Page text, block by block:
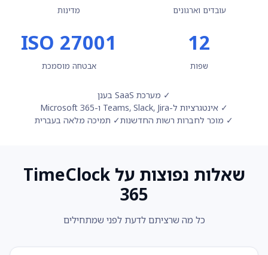
עובדים וארגונים מדינות
12
שפות
ISO 27001
אבטחה מוסמכת
✓ מערכת SaaS בענן
✓ אינטגרציות ל-Teams, Slack, Jira ו-Microsoft 365
✓ מוכר לחברות רשות החדשנות✓ תמיכה מלאה בעברית
שאלות נפוצות על TimeClock
365
כל מה שרציתם לדעת לפני שמתחילים